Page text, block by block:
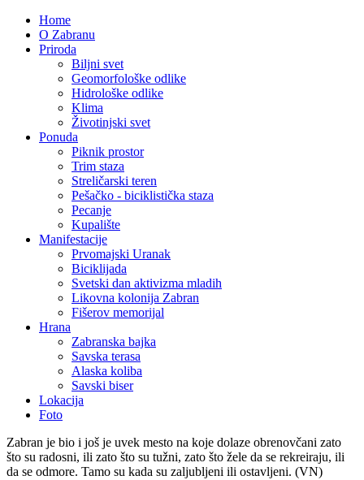
Home
O Zabranu
Priroda
Biljni svet
Geomorfološke odlike
Hidrološke odlike
Klima
Životinjski svet
Ponuda
Piknik prostor
Trim staza
Streličarski teren
Pešačko - biciklistička staza
Pecanje
Kupalište
Manifestacije
Prvomajski Uranak
Biciklijada
Svetski dan aktivizma mladih
Likovna kolonija Zabran
Fišerov memorijal
Hrana
Zabranska bajka
Savska terasa
Alaska koliba
Savski biser
Lokacija
Foto
Zabran je bio i još je uvek mesto na koje dolaze obrenovčani zato
što su radosni, ili zato što su tužni, zato što žele da se rekreiraju, ili
da se odmore. Tamo su kada su zaljubljeni ili ostavljeni. (VN)